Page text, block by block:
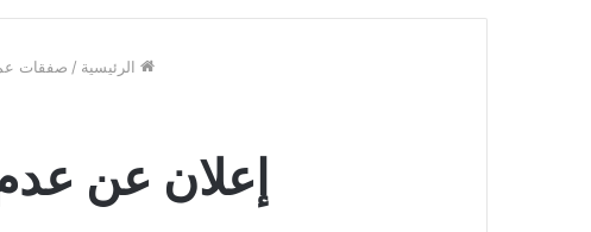
الرئيسية / صفقات
إعلان عن عدم